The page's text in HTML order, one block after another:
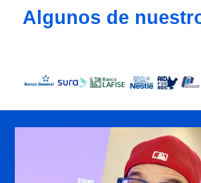
Algunos de